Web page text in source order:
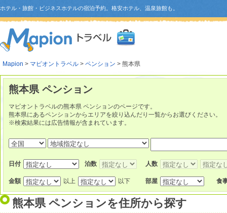
ホテル・旅館・ビジネスホテルの宿泊予約。格安ホテル、温泉旅館も。
Mapion > マピオントラベル > ペンション > 熊本県
熊本県 ペンション
マピオントラベルの熊本県 ペンションのページです。
熊本県にあるペンションからエリアを絞り込んだり一覧からお選びください。
※検索結果には広告情報が含まれています。
日付 泊数 人数
金額 以上 以下 部屋 食
熊本県 ペンションを住所から探す